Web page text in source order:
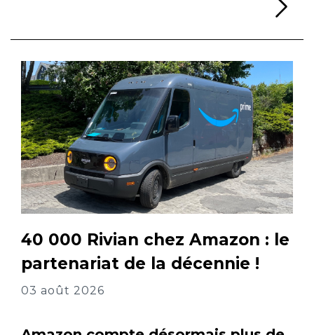
40 000 Rivian chez Amazon : le
partenariat de la décennie !
03 août 2026